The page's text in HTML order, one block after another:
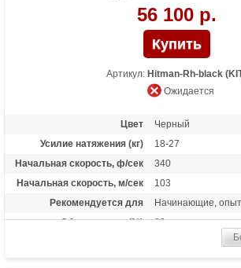
56 100 р.
Артикул: Hitman-Rh-black
Ожидается
Цвет
Черный
Усилие натяжения (кг)
18-27
Начальная скорость, ф/сек
340
Начальная скорость, м/сек
103
Рекомендуется для
Начинающие,
Сброс усилия (%)
80
Высота базы (дюймы)
7.1